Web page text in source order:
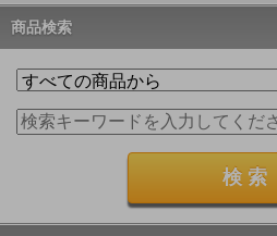
商品検索